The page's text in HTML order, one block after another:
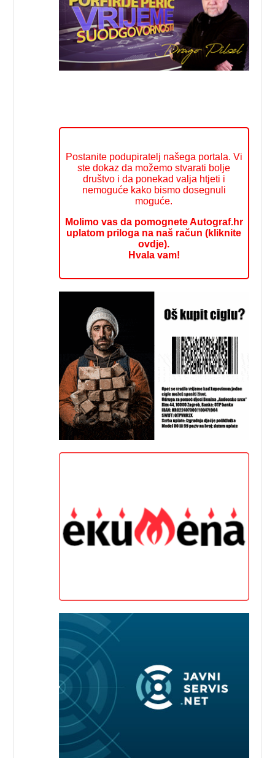
Postanite podupiratelj našega portala. Vi
ste dokaz da možemo stvarati bolje
društvo i da ponekad valja htjeti i
nemoguće kako bismo dosegnuli
moguće.
Molimo vas da pomognete Autograf.hr
uplatom priloga na naš račun (kliknite
ovdje).
Hvala vam!